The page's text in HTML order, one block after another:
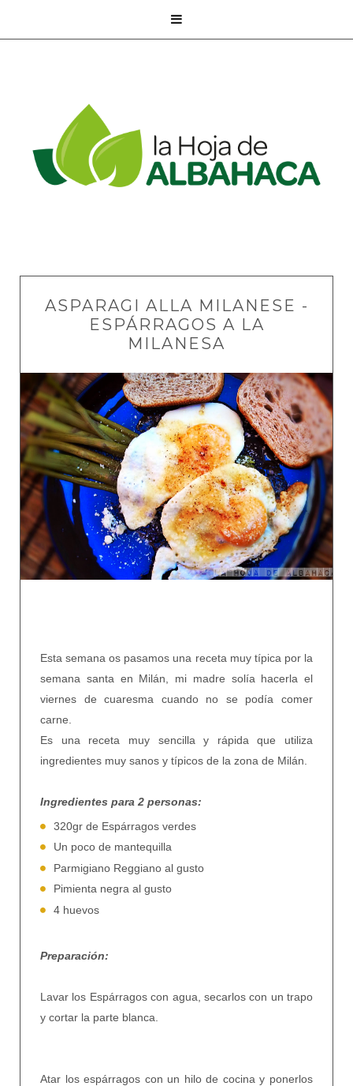

ASPARAGI ALLA MILANESE -
ESPÁRRAGOS A LA
MILANESA
Esta semana os pasamos una receta muy típica por la
semana santa en Milán, mi madre solía hacerla el
viernes de cuaresma cuando no se podía comer
carne.
Es una receta muy sencilla y rápida que utiliza
ingredientes muy sanos y típicos de la zona de Milán.
Ingredientes para 2 personas:
320gr de Espárragos verdes
Un poco de mantequilla
Parmigiano Reggiano al gusto
Pimienta negra al gusto
4 huevos
Preparación:
Lavar los Espárragos con agua, secarlos con un trapo
y cortar la parte blanca.
Atar los espárragos con un hilo de cocina y ponerlos